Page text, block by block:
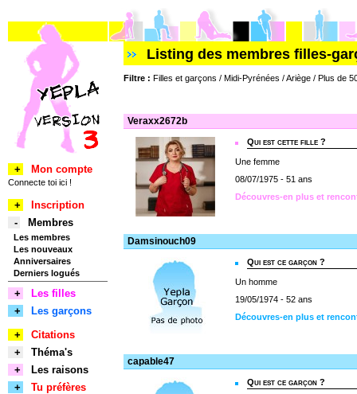
Listing des membres filles-
Filtre : Filles et garçons / Midi-Pyrénées / Ariège / Plus de
Veraxx2672b
Qui est cette fille ?
Une femme
08/07/1975 - 51 ans
Découvres-en plus et
Damsinouch09
Qui est ce garçon ?
Un homme
19/05/1974 - 52 ans
Découvres-en plus et
capable47
Qui est ce garçon ?
+ Mon compte
Connecte toi ici !
+
Inscription
-
Membres
Les membres
Les nouveaux
Anniversaires
Derniers logués
+
Les filles
+
Les garçons
+
Citations
+
Théma's
+
Les raisons
+
Tu préfères